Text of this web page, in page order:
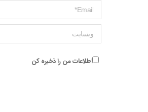
ایمیل *
وبسایت
اطلاعات من را ذخیره کن